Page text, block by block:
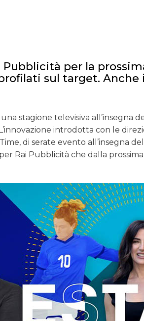
Pubblicità per la
sul target. Anche i
una stagione televisiva
introdotta con le
di serate evento all’insegna
Rai Pubblicità che dalla